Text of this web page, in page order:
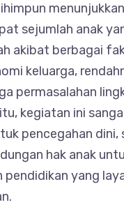
sejumlah anak
akibat berbagai
keluarga,
permasalahan
kegiatan ini
pencegahan dini,
hak anak
pendidikan yang